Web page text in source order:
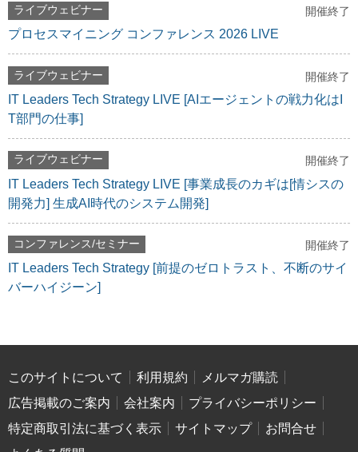
ライブウェビナー 開催終了
プロセスマイニング コンファレンス 2026 LIVE
ライブウェビナー 開催終了
IT Leaders Tech Strategy LIVE [AIエージェントの戦力化はI
T部門の仕事]
ライブウェビナー 開催終了
IT Leaders Tech Strategy LIVE [事業成長のカギは[情シスの
開発力] 生成AI時代のシステム開発]
コンファレンス/セミナー 開催終了
IT Leaders Tech Strategy [前提のゼロトラスト、不断のサイ
バーハイジーン]
このサイトについて 利用規約
メルマガ購読
広告掲載のご案内
会社案内
プライバシーポリシー
特定商取引法に基づく表示
サイトマップ
お問合せ